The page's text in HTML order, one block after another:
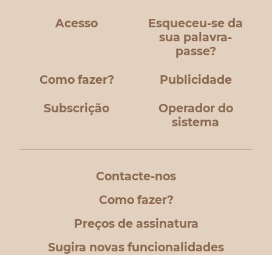
Acesso
Esqueceu-se da
sua palavra-
passe?
Como fazer? Publicidade
Subscrição
Operador do
sistema
Contacte-nos
Como fazer?
Preços de assinatura
Sugira novas funcionalidades